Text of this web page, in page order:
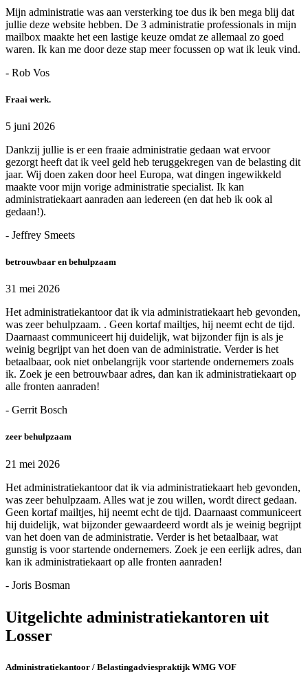
Mijn administratie was aan versterking toe dus ik ben mega blij dat
jullie deze website hebben. De 3 administratie professionals in mijn
mailbox maakte het een lastige keuze omdat ze allemaal zo goed
waren. Ik kan me door deze stap meer focussen op wat ik leuk vind.
- Rob Vos
Fraai werk.
5 juni 2026
Dankzij jullie is er een fraaie administratie gedaan wat ervoor
gezorgt heeft dat ik veel geld heb teruggekregen van de belasting dit
jaar. Wij doen zaken door heel Europa, wat dingen ingewikkeld
maakte voor mijn vorige administratie specialist. Ik kan
administratiekaart aanraden aan iedereen (en dat heb ik ook al
gedaan!).
- Jeffrey Smeets
betrouwbaar en behulpzaam
31 mei 2026
Het administratiekantoor dat ik via administratiekaart heb gevonden,
was zeer behulpzaam. . Geen kortaf mailtjes, hij neemt echt de tijd.
Daarnaast communiceert hij duidelijk, wat bijzonder fijn is als je
weinig begrijpt van het doen van de administratie. Verder is het
betaalbaar, ook niet onbelangrijk voor startende ondernemers zoals
ik. Zoek je een betrouwbaar adres, dan kan ik administratiekaart op
alle fronten aanraden!
- Gerrit Bosch
zeer behulpzaam
21 mei 2026
Het administratiekantoor dat ik via administratiekaart heb gevonden,
was zeer behulpzaam. Alles wat je zou willen, wordt direct gedaan.
Geen kortaf mailtjes, hij neemt echt de tijd. Daarnaast communiceert
hij duidelijk, wat bijzonder gewaardeerd wordt als je weinig begrijpt
van het doen van de administratie. Verder is het betaalbaar, wat
gunstig is voor startende ondernemers. Zoek je een eerlijk adres, dan
kan ik administratiekaart op alle fronten aanraden!
- Joris Bosman
Uitgelichte administratiekantoren uit
Losser
Administratiekantoor / Belastingadviespraktijk WMG VOF